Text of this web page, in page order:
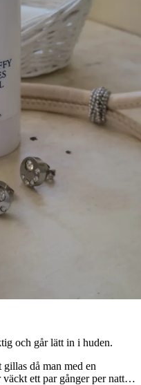
och går lätt in i huden.
då man med en
väckt ett par gånger per natt…